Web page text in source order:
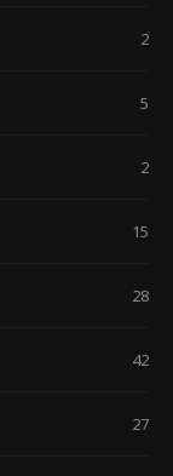
2
5
2
15
28
42
27